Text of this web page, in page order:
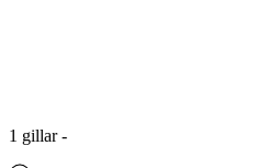
1 gillar-